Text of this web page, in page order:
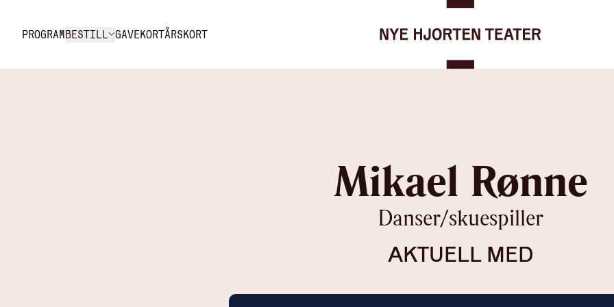
PROGRAMBESTILL GAVEKORTÅRSKORT
Gå til forsiden
Mikael Rønne
Danser/skuespiller
AKTUELL MED